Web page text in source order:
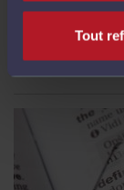
Tout
causes de cet exode
en France, le